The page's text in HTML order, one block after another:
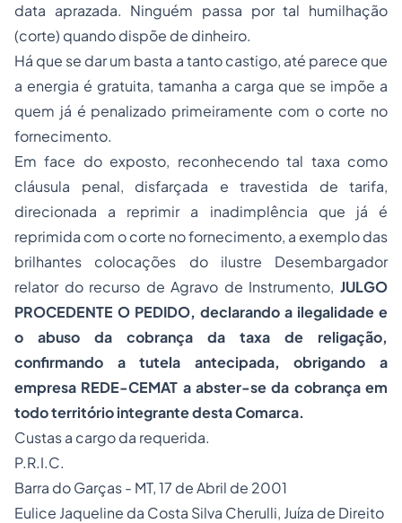
data aprazada. Ninguém passa por tal humilhação
(corte) quando dispõe de dinheiro.
Há que se dar um basta a tanto castigo, até parece que
a energia é gratuita, tamanha a carga que se impõe a
quem já é penalizado primeiramente com o corte no
fornecimento.
Em face do exposto, reconhecendo tal taxa como
cláusula penal, disfarçada e travestida de tarifa,
direcionada a reprimir a inadimplência que já é
reprimida com o corte no fornecimento, a exemplo das
brilhantes colocações do ilustre Desembargador
relator do recurso de Agravo de Instrumento, JULGO
PROCEDENTE O PEDIDO, declarando a ilegalidade e
o abuso da cobrança da taxa de religação,
confirmando a tutela antecipada, obrigando a
empresa REDE-CEMAT a abster-se da cobrança em
todo território integrante desta Comarca.
Custas a cargo da requerida.
P.R.I.C.
Barra do Garças - MT, 17 de Abril de 2001
Eulice Jaqueline da Costa Silva Cherulli, Juíza de Direito